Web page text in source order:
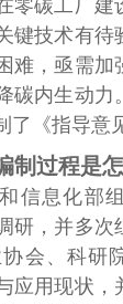
零碳工厂建
键技术有待
难，亟需加
碳内生动力
《指导意
制过程是
信息化部
研，并多次
会、科研
应用现状，